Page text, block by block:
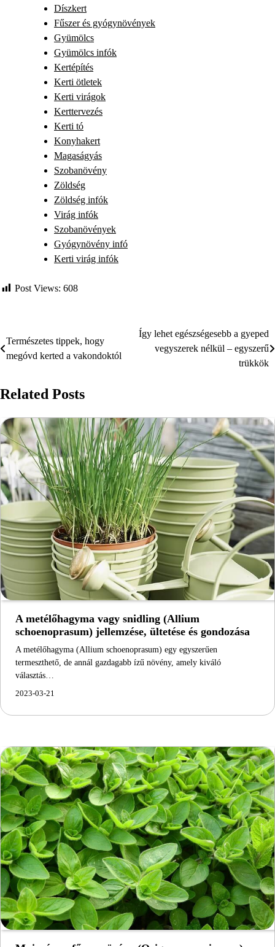
Díszkert
Fűszer és gyógynövények
Gyümölcs
Gyümölcs infók
Kertépítés
Kerti ötletek
Kerti virágok
Kerttervezés
Kerti tó
Konyhakert
Magaságyás
Szobanövény
Zöldség
Zöldség infók
Virág infók
Szobanövények
Gyógynövény infó
Kerti virág infók
Post Views: 608
Bejegyzés
navigáció
Természetes tippek, hogy
megóvd kerted a vakondoktól
Így lehet egészségesebb a gyeped
vegyszerek nélkül – egyszerű
trükkök
Related Posts
A metélőhagyma vagy snidling (Allium
schoenoprasum) jellemzése, ültetése és gondozása
A metélőhagyma (Allium schoenoprasum) egy egyszerűen
termeszthető, de annál gazdagabb ízű növény, amely kiváló
választás…
2023-03-21